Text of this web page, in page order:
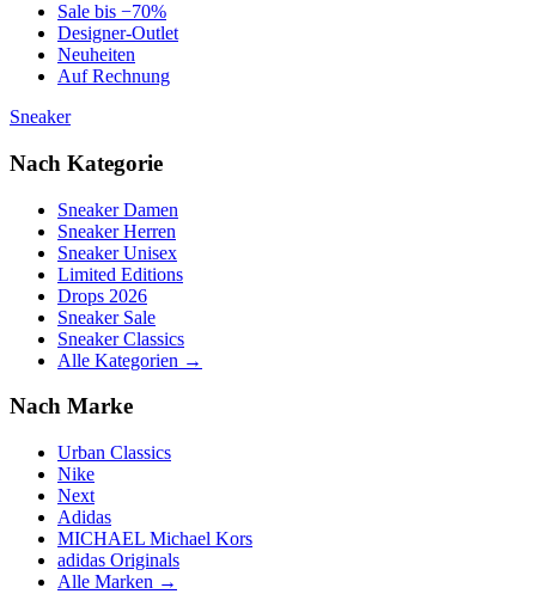
Sale bis −70%
Designer-Outlet
Neuheiten
Auf Rechnung
Sneaker
Nach Kategorie
Sneaker Damen
Sneaker Herren
Sneaker Unisex
Limited Editions
Drops 2026
Sneaker Sale
Sneaker Classics
Alle Kategorien →
Nach Marke
Urban Classics
Nike
Next
Adidas
MICHAEL Michael Kors
adidas Originals
Alle Marken →